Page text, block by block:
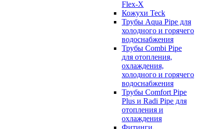
Flex-X
Кожухи Teck
Трубы Aqua Pipe для
холодного и горячего
водоснабжения
Трубы Combi Pipe
для отопления,
охлаждения,
холодного и горячего
водоснабжения
Трубы Comfort Pipe
Plus и Radi Pipe для
отопления и
охлаждения
Фитинги,